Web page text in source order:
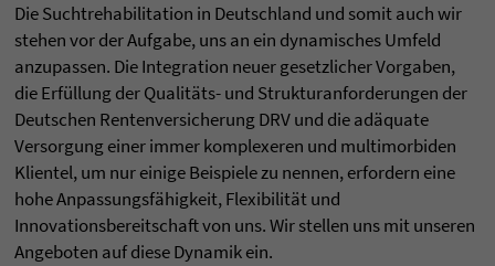
Die Suchtrehabilitation in Deutschland und somit auch wir
stehen vor der Aufgabe, uns an ein dynamisches Umfeld
anzupassen. Die Integration neuer gesetzlicher Vorgaben,
die Erfüllung der Qualitäts- und Strukturanforderungen der
Deutschen Rentenversicherung DRV und die adäquate
Versorgung einer immer komplexeren und multimorbiden
Klientel, um nur einige Beispiele zu nennen, erfordern eine
hohe Anpassungsfähigkeit, Flexibilität und
Innovationsbereitschaft von uns. Wir stellen uns mit unseren
Angeboten auf diese Dynamik ein.